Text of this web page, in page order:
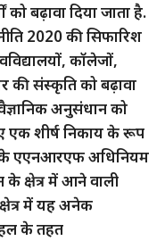
बढ़ावा दिया जाता है.
2020 की सिफारिश
कॉलेजों,
की संस्कृति को बढ़ावा
अनुसंधान को
एक शीर्ष निकाय के रूप
के एएनआरएफ अधिनियम
क्षेत्र में आने वाली
में यह अनेक
के तहत